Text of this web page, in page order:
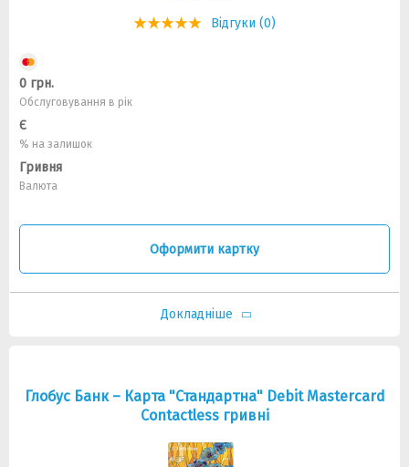
Відгуки (0)
0 грн.
Обслуговування в рік
Є
% на залишок
Гривня
Валюта
Оформити картку
Докладніше
Глобус Банк – Карта "Стандартна" Debit Mastercard
Contactless гривні